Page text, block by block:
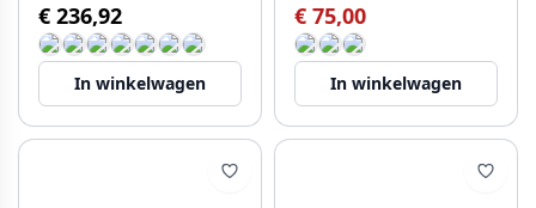
€ 236,92
In winkelwagen
€ 75,00
In winkelwagen